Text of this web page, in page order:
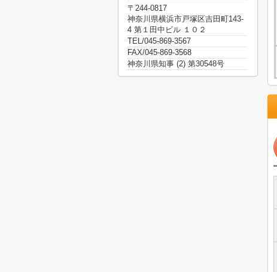
〒244-0817
神奈川県横浜市戸塚区吉田町143-
4 第１田中ビル １０２
TEL/045-869-3567
FAX/045-869-3568
神奈川県知事 (2) 第30548号